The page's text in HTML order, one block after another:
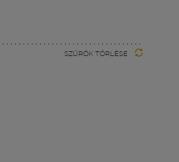
SZŰRŐK TÖRLÉSE